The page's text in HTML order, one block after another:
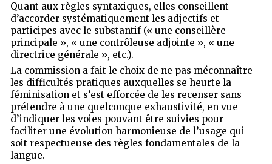
Quant aux règles syntaxiques, elles conseillent
d’accorder systématiquement les adjectifs et
participes avec le substantif (« une conseillère
principale », « une contrôleuse adjointe », « une
directrice générale », etc.).
La commission a fait le choix de ne pas méconnaître
les difficultés pratiques auxquelles se heurte la
féminisation et s’est efforcée de les recenser sans
prétendre à une quelconque exhaustivité, en vue
d’indiquer les voies pouvant être suivies pour
faciliter une évolution harmonieuse de l’usage qui
soit respectueuse des règles fondamentales de la
langue.